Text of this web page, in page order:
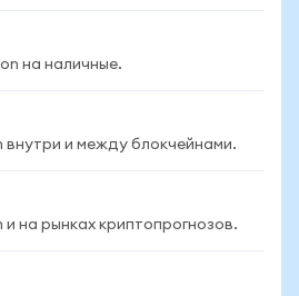
на наличные.
внутри и между блокчейнами.
и на рынках криптопрогнозов.